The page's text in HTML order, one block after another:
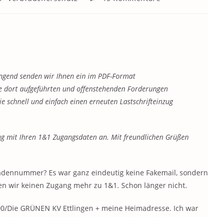
senden wir Ihnen ein im PDF-Format
aufgeführten und offenstehenden Forderungen
schnell und einfach einen erneuten Lastschrifteinzug
mit Ihren 1&1 Zugangsdaten an. Mit freundlichen Grüßen
Es war ganz eindeutig keine Fakemail, sondern
wir keinen Zugang mehr zu 1&1. Schon länger nicht.
GRÜNEN KV Ettlingen + meine Heimadresse. Ich war